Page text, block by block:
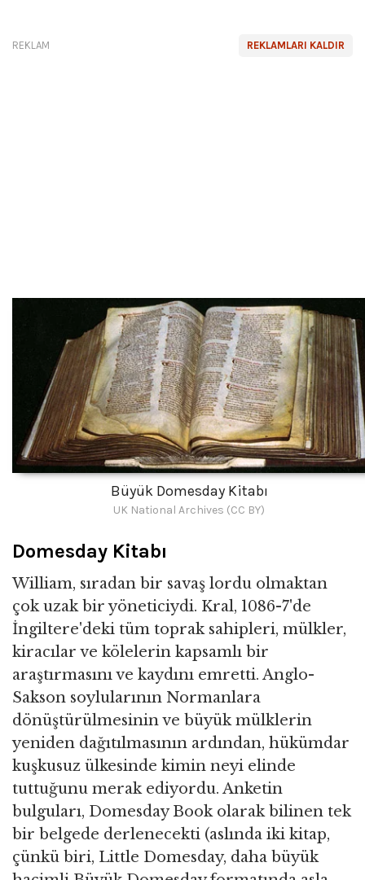
REKLAMLARI KALDIR
REKLAM
Büyük Domesday Kitabı
UK National Archives (CC BY)
Domesday Kitabı
William, sıradan bir savaş lordu olmaktan
çok uzak bir yöneticiydi. Kral, 1086-7'de
İngiltere'deki tüm toprak sahipleri, mülkler,
kiracılar ve kölelerin kapsamlı bir
araştırmasını ve kaydını emretti. Anglo-
Sakson soylularının Normanlara
dönüştürülmesinin ve büyük mülklerin
yeniden dağıtılmasının ardından, hükümdar
kuşkusuz ülkesinde kimin neyi elinde
tuttuğunu merak ediyordu. Anketin
bulguları, Domesday Book olarak bilinen tek
bir belgede derlenecekti (aslında iki kitap,
çünkü biri, Little Domesday, daha büyük